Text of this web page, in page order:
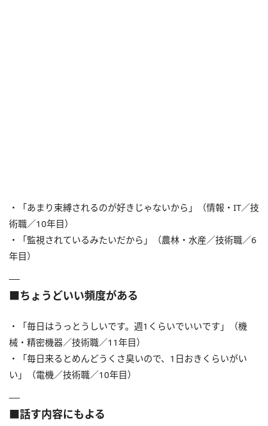
・「あまり束縛されるのが好きじゃないから」（情報・IT／技
術職／10年目）
・「監視されているみたいだから」（農林・水産／技術職／6
年目）
■ちょうどいい頻度がある
・「毎日はうっとうしいです。週1くらいでいいです」（機
械・精密機器／技術職／11年目）
・「毎日来るとめんどうくさ臭いので、1日おきくらいがい
い」（電機／技術職／10年目）
■話す内容にもよる